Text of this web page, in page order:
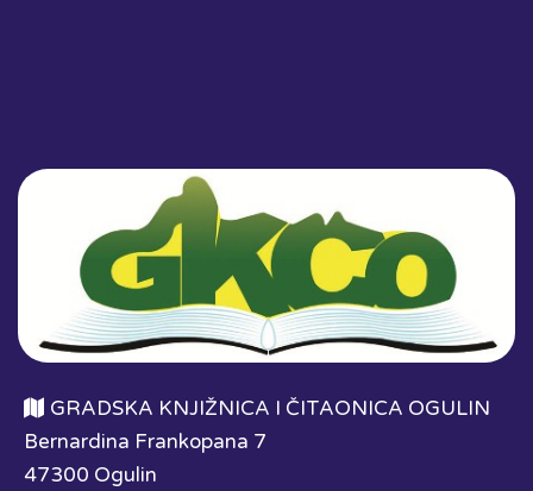
GRADSKA KNJIŽNICA I ČITAONICA OGULIN
Bernardina Frankopana 7
47300 Ogulin